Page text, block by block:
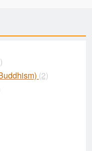
(2)